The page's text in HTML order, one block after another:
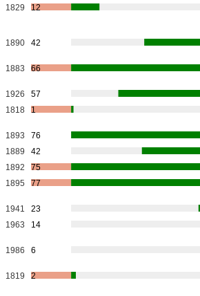
1829 12
1890 42
1883 66
1926
57
1818 1
1893
76
1889
42
1892
75
1895 77
1941
23
1963 14
1986 6
1819 2